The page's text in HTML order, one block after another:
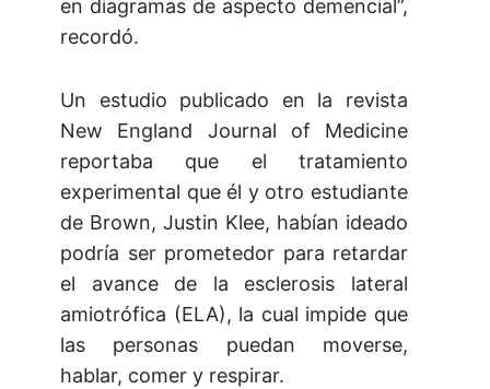
en diagramas de aspecto demencial”,
recordó.
Un estudio publicado en la revista
New England Journal of Medicine
reportaba que el tratamiento
experimental que él y otro estudiante
de Brown, Justin Klee, habían ideado
podría ser prometedor para retardar
el avance de la esclerosis lateral
amiotrófica (ELA), la cual impide que
las personas puedan moverse,
hablar, comer y respirar.